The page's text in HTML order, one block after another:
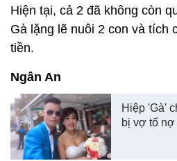
Hiện tại, cả 2 đã không còn
Gà lặng lẽ nuôi 2 con và tích
tiền.
Ngân An
Hiệp 'Gà'
bị vợ tố nợ